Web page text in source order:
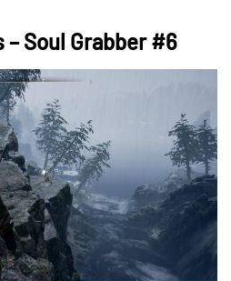
– Soul Grabber #6